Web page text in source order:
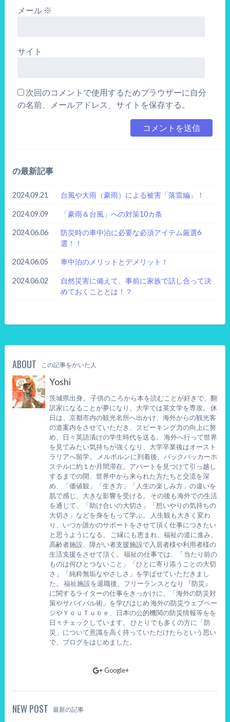
メール ※
サイト
次回のコメントで使用するためブラウザーに自分
の名前、メールアドレス、サイトを保存する。
の最新記事
2024.09.21 台風や大雨（豪雨）による被害「落雷編」！
2024.09.09 「豪雨＆台風」への対策10カ条
2024.06.06
防災時の車中泊に必要な必須アイテム厳選6
選！！
2024.06.05 車中泊のメリットとデメリット！
2024.06.02
自然災害に備えて、事前に家族で話し合って決
めておくこととは！？
ABOUT この記事をかいた人
Yoshi
茨城県出身。 子供のころから本を読むことが好きで、翻
訳家になることが夢になり、大学では英文学を専攻。 休
日は、京都市内の観光名所へ出かけ、海外からの観光客
の道案内をさせていただき、スピーキング力の向上に努
め、日々英語漬けの学生時代を送る。 海外へ行って世界
を見てみたい気持ちが強くなり、大学卒業後はオースト
ラリアへ留学。 メルボルンに到着後、バックパッカーホ
ステルに約１か月間滞在。アパートを見つけて引っ越し
するまでの間、世界中から来られた方たちと交流を深
め、「価値観」「生き方」「人生の楽しみ方」の違いを
肌で感じ、大きな影響を受ける。 その後も海外での生活
を通じて、「助け合いの大切さ」「想いやりの気持ちの
大切さ」などを身をもって学ぶ。 人生観も大きく変わ
り、いつか誰かのサポートをさせて頂く仕事につきたい
と思うようになる。 ご縁にも恵まれ、福祉の道に進み、
高齢者施設、障がい者支援施設で入居者様や利用者様の
生活支援をさせて頂く。 福祉の仕事では、「当たり前の
ものは何ひとつないこと」「ひとに寄り添うことの大切
さ」「純粋無垢なやさしさ」を学ばせていただきまし
た。 福祉施設を退職後、フリーランスとなり 『防災』
に関するライターの仕事をきっかけに、「海外の防災対
策やサバイバル術」を学びはじめ 海外の防災ウェブペー
ジやＹｏｕＴｕｂｅ、日本の公的機関の防災情報等をを
日々チェックしています。 ひとりでも多くの方に「防
災」について意識を高く持っていただけたらという思い
で、ブログをはじめました。
Google+
NEW POST 最新の記事